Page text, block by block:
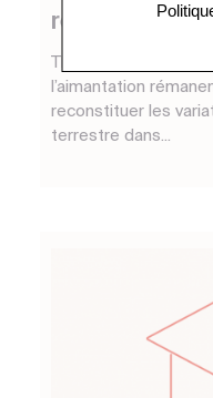
rémanente
l’aimantation
reconstituer les
terrestre dans...